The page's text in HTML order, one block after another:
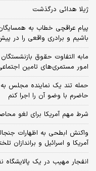
ژیلا هدائی درگذشت
پیام عراقچی خطاب به
باشیم و برادری واقعی را در
مابه التفاوت حقوق
امور مستمری‌های تامین
حمله تند یک نماینده مجلس
حاضرم با وضو آن را اجرا کنم
شرط مهم آمریکا برای لغو
واکنش ابطحی به اظهارات
آمریکا و اسرائیل و براندازان
انفجار مهیب در یک پالایشگاه